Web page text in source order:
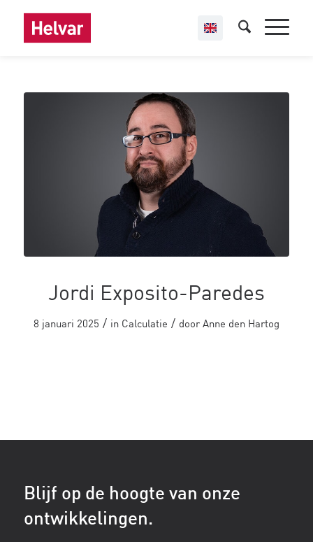
Jordi Exposito-Paredes
8 januari 2025 / in Calculatie / door Anne den Hartog
Blijf op de hoogte van onze
ontwikkelingen.